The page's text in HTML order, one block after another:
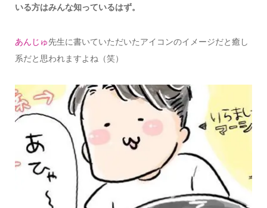
いる方はみんな知っているはず。
あんじゅ先生に書いていただいたアイコンのイメージだと癒し
系だと思われますよね（笑）